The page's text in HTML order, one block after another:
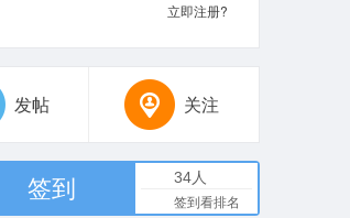
立即注册?
发帖 关注
签到 34人
签到看排名